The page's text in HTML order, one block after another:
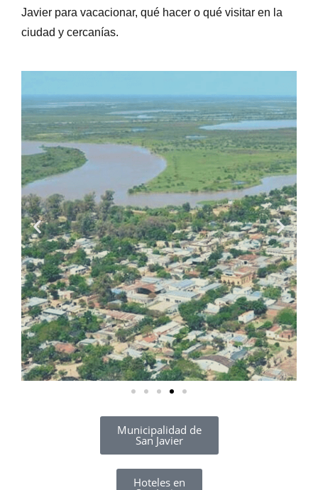
Javier para vacacionar, qué hacer o qué visitar en la
ciudad y cercanías.
Municipalidad de
San Javier
Hoteles en